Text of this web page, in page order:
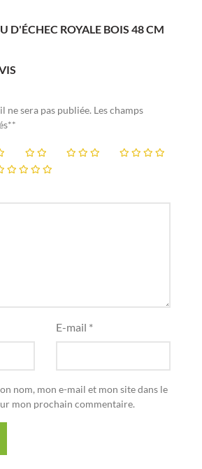
D'ÉCHEC ROYALE BOIS 48 CM
ne sera pas publiée. Les champs
E-mail *
nom, mon e-mail et mon site dans le
mon prochain commentaire.